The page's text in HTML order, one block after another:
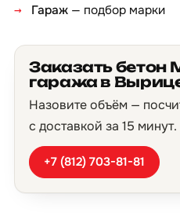
Гараж — подбор марки
Заказать бетон
гаража в
Назовите объём —
с доставкой за 15 минут.
+7 (812) 703-81-81